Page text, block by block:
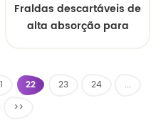
Fraldas descartáveis de
alta absorção para
imperdível da China
22 23 24
...
>>